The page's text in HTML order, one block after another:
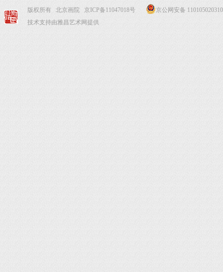
版权所有 北京画院 京ICP备11047018号
京公网安备
技术支持由雅昌艺术网提供